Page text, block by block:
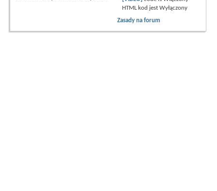
HTML kod jestWyłączony
Zasady na forum